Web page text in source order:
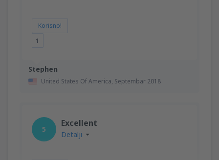
Stephen
United States Of America, Septembar 2018
Korisno!
1
5
Excellent
Detalji